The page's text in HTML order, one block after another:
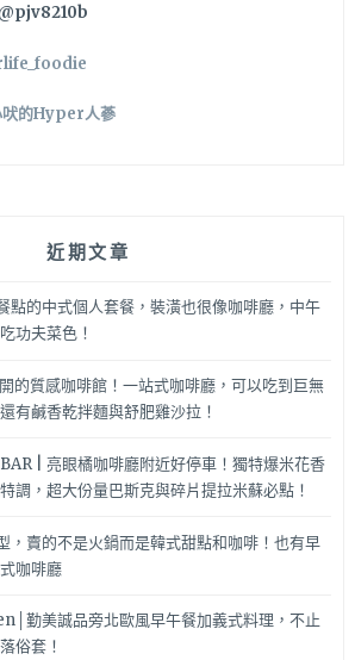
吠的Hyper人蔘
近期文章
點的中式個人套餐，裝潢也很像咖啡廳，中午
功夫菜色！
的質感咖啡館！一站式咖啡廳，可以吃到巨無
有鹹香乾拌麵與舒肥雞沙拉！
| 亮眼橘咖啡廳附近好停車！獨特爆米花香
調，超大份量巴斯克與碎片提拉米蘇必點！
，賣的不是火鍋而是韓式甜點和咖啡！也有早
咖啡廳
勤美誠品旁北歐風早午餐加義式料理，不止
俗套！